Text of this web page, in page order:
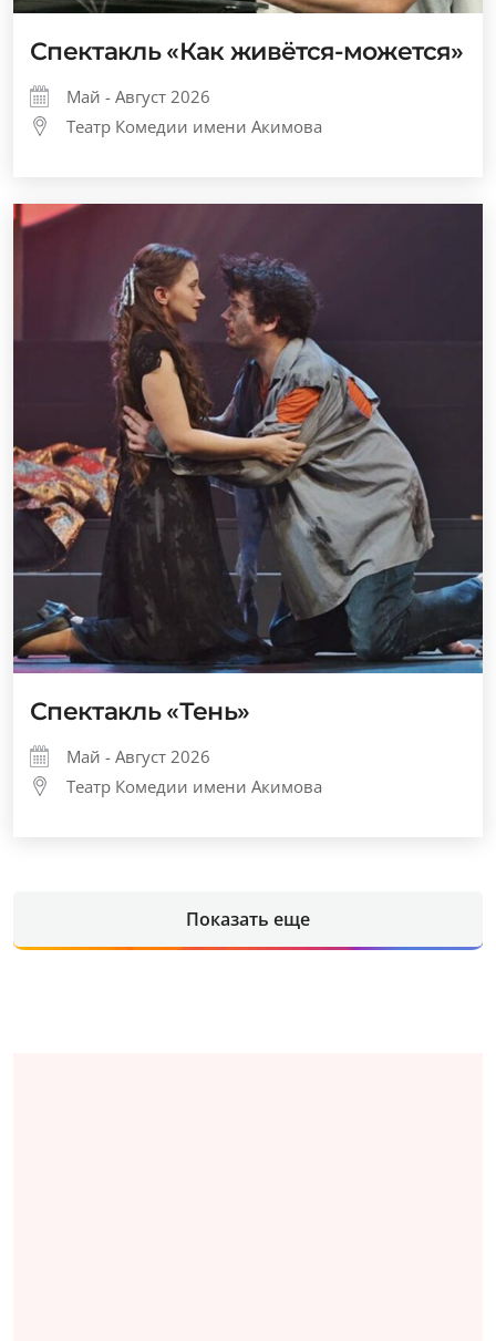
Спектакль «Как живётся-можется»
Май - Август 2026
Театр Комедии имени Акимова
Спектакль «Тень»
Май - Август 2026
Театр Комедии имени Акимова
Показать еще